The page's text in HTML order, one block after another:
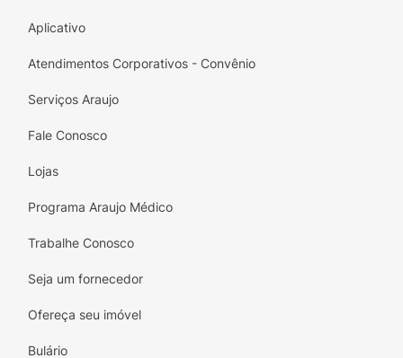
ajustando as faixas elásticas.
Aplicativo
Atendimentos Corporativos - Convênio
Serviços Araujo
Fale Conosco
Lojas
Programa Araujo Médico
Trabalhe Conosco
Seja um fornecedor
Ofereça seu imóvel
Bulário